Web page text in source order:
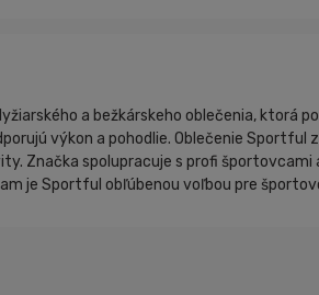
a bežkárskeho oblečenia, ktorá
výkon a pohodlie. Oblečenie
Značka spolupracuje s profi
je Sportful obľúbenou voľbou pre